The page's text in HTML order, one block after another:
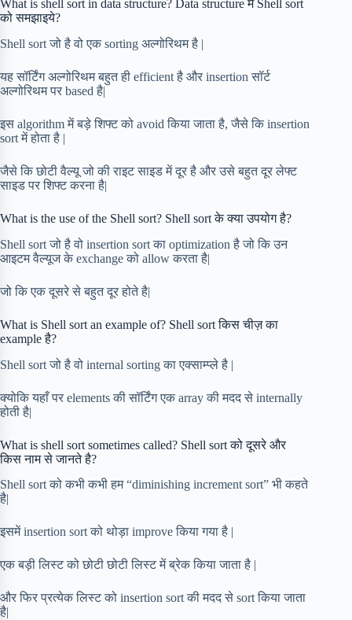
What is shell sort in data structure? Data structure में Shell sort
को समझाइये?
Shell sort जो है वो एक sorting अल्गोरिथम है |
यह सॉर्टिंग अल्गोरिथम बहुत ही efficient है और insertion सॉर्ट
अल्गोरिथम पर based है|
इस algorithm में बड़े शिफ्ट को avoid किया जाता है, जैसे कि insertion
sort में होता है |
जैसे कि छोटी वैल्यू जो की राइट साइड में दूर है और उसे बहुत दूर लेफ्ट
साइड पर शिफ्ट करना है|
What is the use of the Shell sort? Shell sort के क्या उपयोग है?
Shell sort जो है वो insertion sort का optimization है जो कि उन
आइटम वैल्यूज के exchange को allow करता है|
जो कि एक दूसरे से बहुत दूर होते है|
What is Shell sort an example of? Shell sort किस चीज़ का
example है?
Shell sort जो है वो internal sorting का एक्साम्प्ले है |
क्योकि यहाँ पर elements की सॉर्टिंग एक array की मदद से internally
होती है|
What is shell sort sometimes called? Shell sort को दूसरे और
किस नाम से जानते है?
Shell sort को कभी कभी हम “diminishing increment sort” भी कहते
है|
इसमें insertion sort को थोड़ा improve किया गया है |
एक बड़ी लिस्ट को छोटी छोटी लिस्ट में ब्रेक किया जाता है |
और फिर प्रत्येक लिस्ट को insertion sort की मदद से sort किया जाता
है|